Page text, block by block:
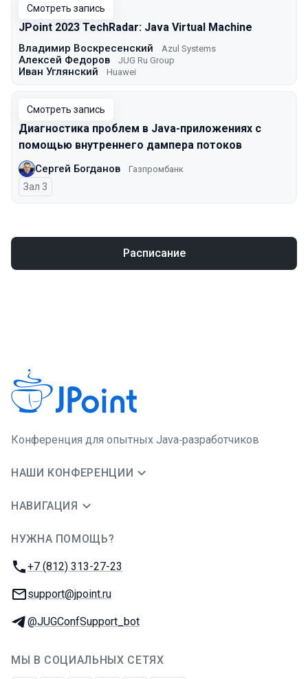
Смотреть запись
JPoint 2023 TechRadar: Java Virtual Machine
Владимир Воскресенский Azul Systems
Алексей Федоров JUG Ru Group
Иван Углянский Huawei
Смотреть запись
Диагностика проблем в Java-приложениях с
помощью внутреннего дампера потоков
Сергей Богданов Газпромбанк
Зал 3
Расписание
Конференция для опытных Java‑разработчиков
НАШИ КОНФЕРЕНЦИИ
НАВИГАЦИЯ
НУЖНА ПОМОЩЬ?
Телефон:
+7 (812) 313-27-23
E-mail:
support@jpoint.ru
Телеграм:
@JUGConfSupport_bot
МЫ В СОЦИАЛЬНЫХ СЕТЯХ